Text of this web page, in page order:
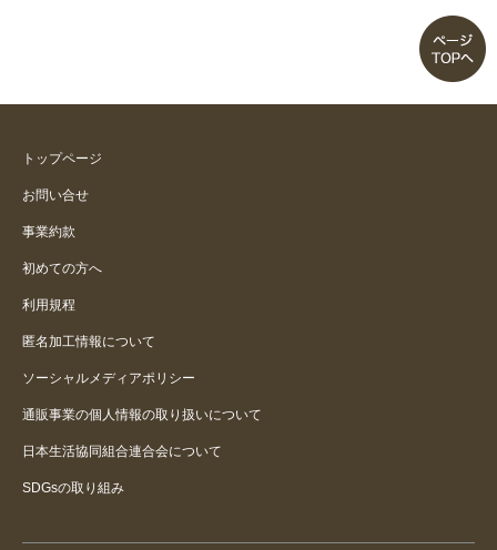
トップページ
お問い合せ
事業約款
初めての方へ
利用規程
匿名加工情報について
ソーシャルメディアポリシー
通販事業の個人情報の取り扱いについて
日本生活協同組合連合会について
SDGsの取り組み